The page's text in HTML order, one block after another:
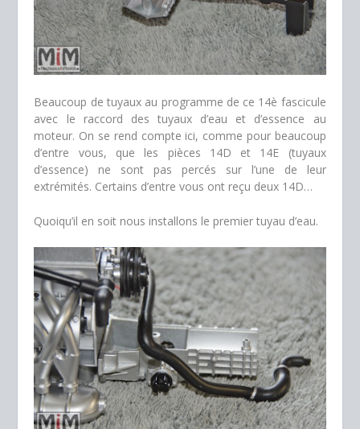
Beaucoup de tuyaux au programme de ce 14è fascicule
avec le raccord des tuyaux d’eau et d’essence au
moteur. On se rend compte ici, comme pour beaucoup
d’entre vous, que les pièces 14D et 14E (tuyaux
d’essence) ne sont pas percés sur l’une de leur
extrémités. Certains d’entre vous ont reçu deux 14D…
Quoiqu’il en soit nous installons le premier tuyau d’eau.